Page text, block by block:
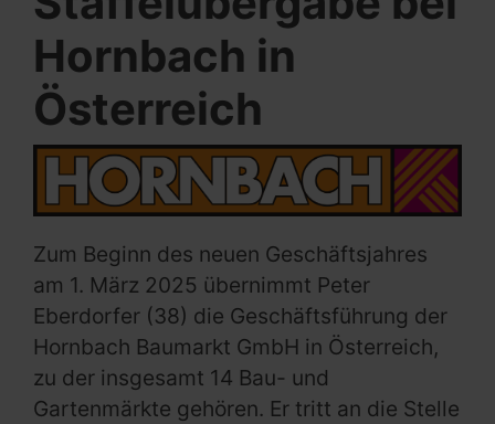
Hornbach in
Österreich
Zum Beginn des neuen Geschäftsjahres
am 1. März 2025 übernimmt Peter
Eberdorfer (38) die Geschäftsführung der
Hornbach Baumarkt GmbH in Österreich,
zu der insgesamt 14 Bau- und
Gartenmärkte gehören. Er tritt an die Stelle